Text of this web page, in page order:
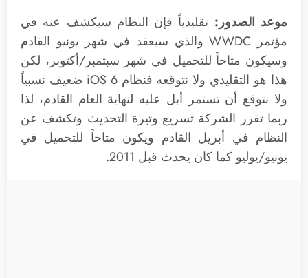
موعد الصدور: تقليدياً فإن النظام سيكشف عنه في
مؤتمر WWDC والذي سيعقد في شهر يونيو القادم
وسيكون متاحاً للتحميل في شهر سبتمبر/أكتوبر، لكن
هذا هو التقليدي ولا نتوقعه فنظام iOS 6 ضعيف نسبياً
ولا نتوقع أن تستمر أبل عليه لنهاية العام القادم، لذا
ربما تقرر الشركة تسريع وتيرة التحديث وتكشف عن
النظام في أبريل القادم ويكون متاحاً للتحميل في
يونيو/يوليو كما كان يحدث قبل 2011.